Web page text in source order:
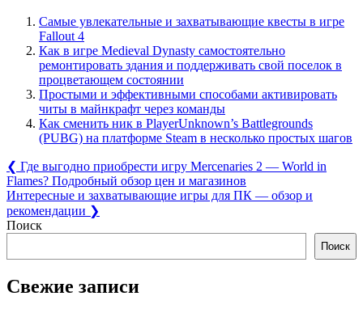
Самые увлекательные и захватывающие квесты в игре
Fallout 4
Как в игре Medieval Dynasty самостоятельно
ремонтировать здания и поддерживать свой поселок в
процветающем состоянии
Простыми и эффективными способами активировать
читы в майнкрафт через команды
Как сменить ник в PlayerUnknown’s Battlegrounds
(PUBG) на платформе Steam в несколько простых шагов
Навигация
по
записям
❮ Previous
Post:
Где выгодно приобрести игру Mercenaries 2 — World in
Flames? Подробный обзор цен и магазинов
Next
Post:
Интересные и захватывающие игры для ПК — обзор и
рекомендации ❯
Поиск
Поиск
Свежие записи